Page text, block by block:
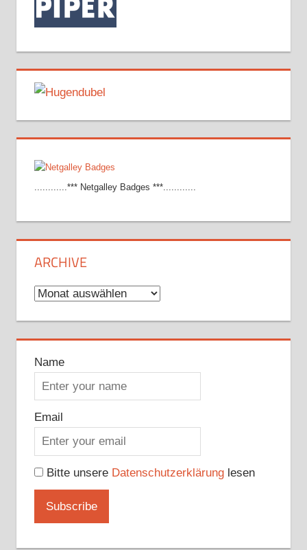
............*** Netgalley Badges ***............
ARCHIVE
Archive
Name
Email
Bitte unsere Datenschutzerklärunglesen